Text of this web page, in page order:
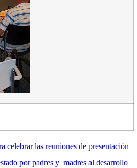
celebrar las reuniones de presentación
por padres y madres al desarrollo